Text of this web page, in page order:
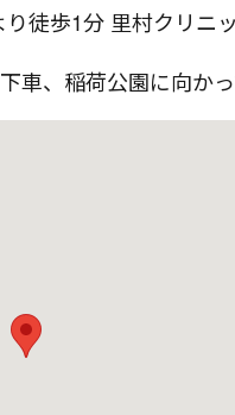
徒歩1分 里村クリニ
車、稲荷公園に向か